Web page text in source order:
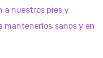
a nuestros pies y
mantenerlos sanos y en